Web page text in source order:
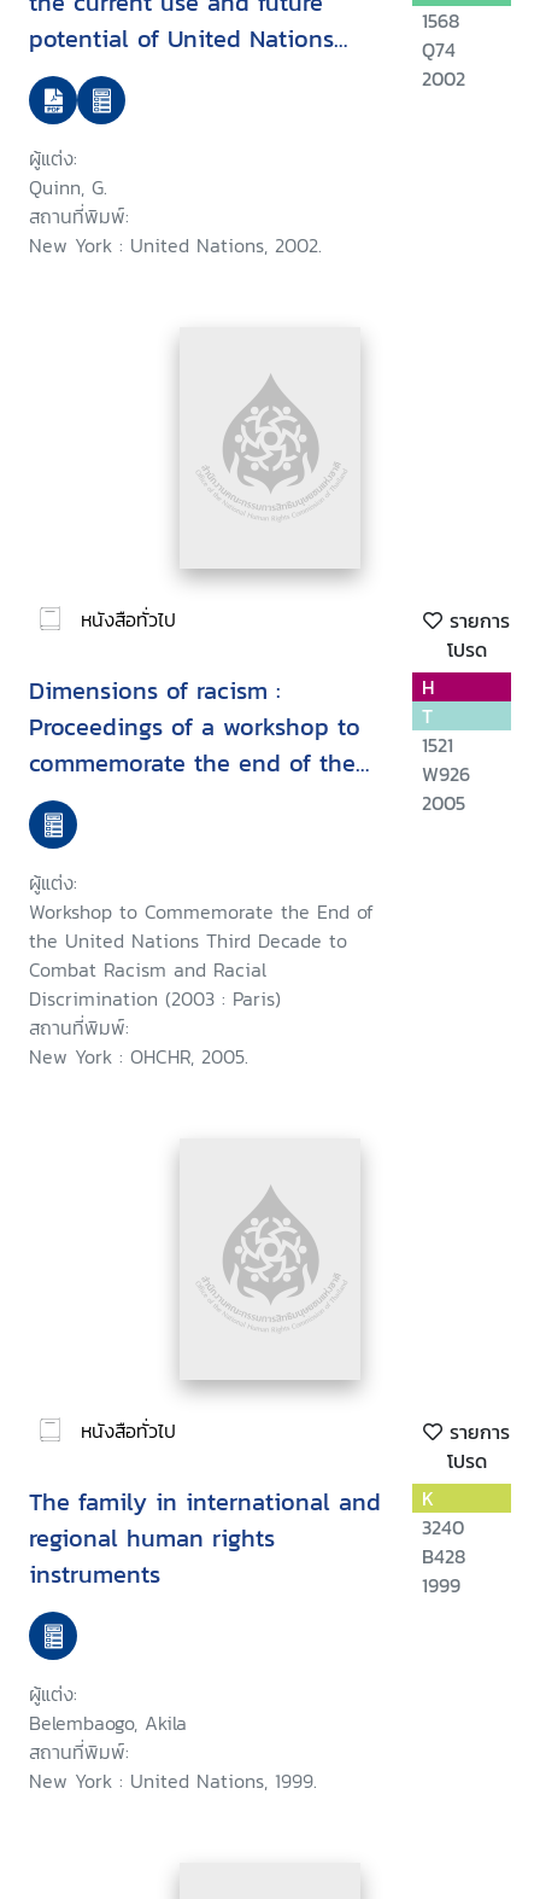
potential of United Nations
human rights instruments inthe
context of disability
ผู้แต่ง:
Quinn, G.
สถานที่พิมพ์:
New York : United Nations, 2002.
1568
Q74
2002
หนังสือทั่วไป
รายการ
โปรด
Dimensions of racism :
Proceedings of a workshop to
commemorate the end of the
United Nations third decade to
combat racism and racial
discrimination, Paris, 19-20
February 2003
ผู้แต่ง:
Workshop to Commemorate the End of
the United Nations Third Decade to
Combat Racism and Racial
Discrimination (2003 : Paris)
สถานที่พิมพ์:
New York : OHCHR, 2005.
H
T
1521
W926
2005
หนังสือทั่วไป
รายการ
โปรด
The family in international and
regional human rights
instruments
ผู้แต่ง:
Belembaogo, Akila
สถานที่พิมพ์:
New York : United Nations, 1999.
K
3240
B428
1999